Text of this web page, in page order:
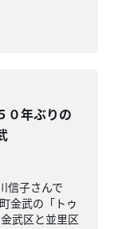
０年ぶりの
信子さんで
金武の「トゥ
武区と並里区